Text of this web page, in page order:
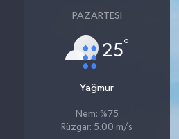
PAZARTESI
25°
Yağmur
Nem: %75
Rüzgar: 5.00 m/s